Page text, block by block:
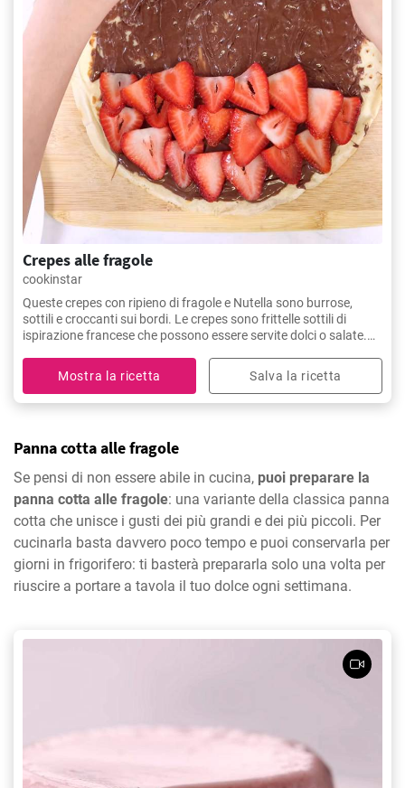
Crepes alle fragole
cookinstar
Queste crepes con ripieno di fragole e Nutella sono burrose,
sottili e croccanti sui bordi. Le crepes sono frittelle sottili di
ispirazione francese che possono essere servite dolci o salate.
Mostra la ricetta
Salva la ricetta
Panna cotta alle fragole
Se pensi di non essere abile in cucina, puoi preparare la
panna cotta alle fragole: una variante della classica panna
cotta che unisce i gusti dei più grandi e dei più piccoli. Per
cucinarla basta davvero poco tempo e puoi conservarla per
giorni in frigorifero: ti basterà prepararla solo una volta per
riuscire a portare a tavola il tuo dolce ogni settimana.